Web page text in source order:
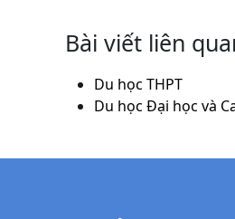
Bài viết liên
Du học THPT
Du học Đại học và